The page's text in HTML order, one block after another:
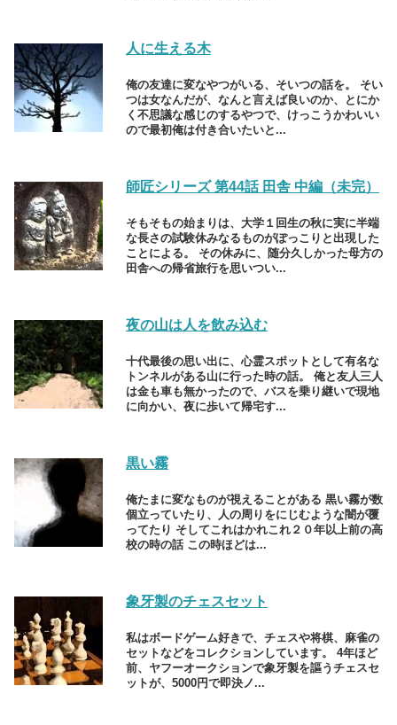
人に生える木
俺の友達に変なやつがいる、そいつの話を。 そい
つは女なんだが、なんと言えば良いのか、とにか
く不思議な感じのするやつで、けっこうかわいい
ので最初俺は付き合いたいと...
師匠シリーズ 第44話 田舎 中編（未完）
そもそもの始まりは、大学１回生の秋に実に半端
な長さの試験休みなるものがぽっこりと出現した
ことによる。 その休みに、随分久しかった母方の
田舎への帰省旅行を思いつい...
夜の山は人を飲み込む
十代最後の思い出に、心霊スポットとして有名な
トンネルがある山に行った時の話。 俺と友人三人
は金も車も無かったので、バスを乗り継いで現地
に向かい、夜に歩いて帰宅す...
黒い霧
俺たまに変なものが視えることがある 黒い霧が数
個立っていたり、人の周りをにじむような闇が覆
ってたり そしてこれはかれこれ２０年以上前の高
校の時の話 この時ほどは...
象牙製のチェスセット
私はボードゲーム好きで、チェスや将棋、麻雀の
セットなどをコレクションしています。 4年ほど
前、ヤフーオークションで象牙製を謳うチェスセ
ットが、5000円で即決ノ...